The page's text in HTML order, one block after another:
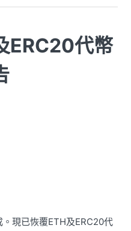
ERC20代幣
現已恢覆ETH及ERC20代